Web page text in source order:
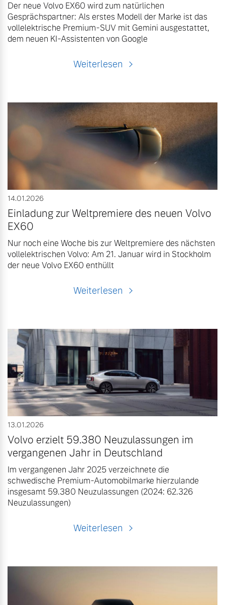
Der neue Volvo EX60 wird zum natürlichen
Gesprächspartner: Als erstes Modell der Marke ist das
vollelektrische Premium-SUV mit Gemini ausgestattet,
dem neuen KI-Assistenten von Google
Weiterlesen
14.01.2026
Einladung zur Weltpremiere des neuen Volvo
EX60
Nur noch eine Woche bis zur Weltpremiere des nächsten
vollelektrischen Volvo: Am 21. Januar wird in Stockholm
der neue Volvo EX60 enthüllt
Weiterlesen
13.01.2026
Volvo erzielt 59.380 Neuzulassungen im
vergangenen Jahr in Deutschland
Im vergangenen Jahr 2025 verzeichnete die
schwedische Premium-Automobilmarke hierzulande
insgesamt 59.380 Neuzulassungen (2024: 62.326
Neuzulassungen)
Weiterlesen